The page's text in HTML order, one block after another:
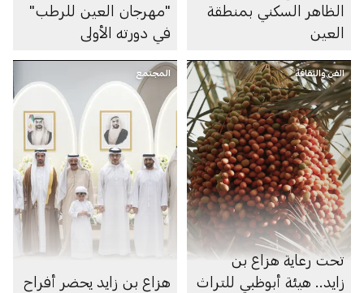
الظاهر السكني بمنطقة
العين
"مهرجان العين للرطب"
في دورته الأولى
الفن والثقافة
تحت رعاية هزاع بن
زايد.. هيئة أبوظبي للتراث
المجتمع
هزاع بن زايد يحضر أفراح